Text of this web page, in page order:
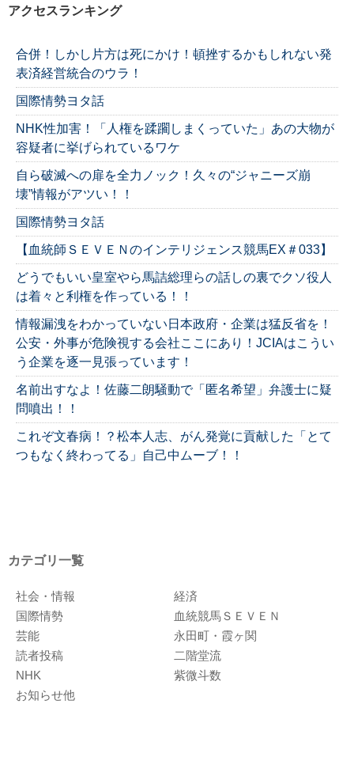
アクセスランキング
合併！しかし片方は死にかけ！頓挫するかもしれない発
表済経営統合のウラ！
国際情勢ヨタ話
NHK性加害！「人権を蹂躙しまくっていた」あの大物が
容疑者に挙げられているワケ
自ら破滅への扉を全力ノック！久々の“ジャニーズ崩
壊”情報がアツい！！
国際情勢ヨタ話
【血統師ＳＥＶＥＮのインテリジェンス競馬EX＃033】
どうでもいい皇室やら馬詰総理らの話しの裏でクソ役人
は着々と利権を作っている！！
情報漏洩をわかっていない日本政府・企業は猛反省を！
公安・外事が危険視する会社ここにあり！JCIAはこうい
う企業を逐一見張っています！
名前出すなよ！佐藤二朗騒動で「匿名希望」弁護士に疑
問噴出！！
これぞ文春病！？松本人志、がん発覚に貢献した「とて
つもなく終わってる」自己中ムーブ！！
カテゴリ一覧
社会・情報
経済
国際情勢
血統競馬ＳＥＶＥＮ
芸能
永田町・霞ヶ関
読者投稿
二階堂流
NHK
紫微斗数
お知らせ他